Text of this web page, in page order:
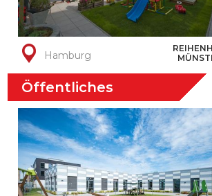
Hamburg
Öffentliches